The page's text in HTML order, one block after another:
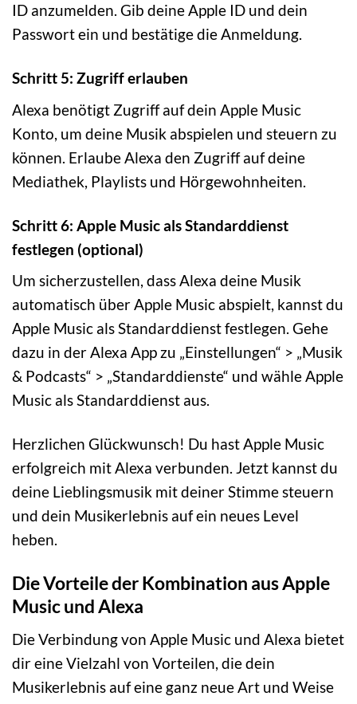
ID anzumelden. Gib deine Apple ID und dein
Passwort ein und bestätige die Anmeldung.
Schritt 5: Zugriff erlauben
Alexa benötigt Zugriff auf dein Apple Music
Konto, um deine Musik abspielen und steuern zu
können. Erlaube Alexa den Zugriff auf deine
Mediathek, Playlists und Hörgewohnheiten.
Schritt 6: Apple Music als Standarddienst
festlegen (optional)
Um sicherzustellen, dass Alexa deine Musik
automatisch über Apple Music abspielt, kannst du
Apple Music als Standarddienst festlegen. Gehe
dazu in der Alexa App zu „Einstellungen“ > „Musik
& Podcasts“ > „Standarddienste“ und wähle Apple
Music als Standarddienst aus.
Herzlichen Glückwunsch! Du hast Apple Music
erfolgreich mit Alexa verbunden. Jetzt kannst du
deine Lieblingsmusik mit deiner Stimme steuern
und dein Musikerlebnis auf ein neues Level
heben.
Die Vorteile der Kombination aus Apple
Music und Alexa
Die Verbindung von Apple Music und Alexa bietet
dir eine Vielzahl von Vorteilen, die dein
Musikerlebnis auf eine ganz neue Art und Weise